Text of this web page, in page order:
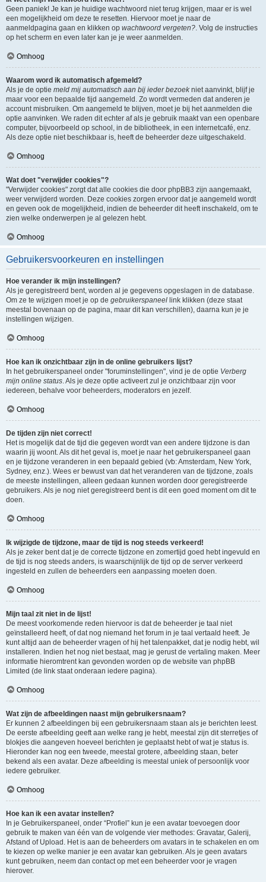
Geen paniek! Je kan je huidige wachtwoord niet terug krijgen, maar er is wel
een mogelijkheid om deze te resetten. Hiervoor moet je naar de
aanmeldpagina gaan en klikken op wachtwoord vergeten?. Volg de instructies
op het scherm en even later kan je je weer aanmelden.
Omhoog
Waarom word ik automatisch afgemeld?
Als je de optie meld mij automatisch aan bij ieder bezoekniet aanvinkt, blijf je
maar voor een bepaalde tijd aangemeld. Zo wordt vermeden dat anderen je
account misbruiken. Om aangemeld te blijven, moet je bij het aanmelden die
optie aanvinken. We raden dit echter af als je gebruik maakt van een openbare
computer, bijvoorbeeld op school, in de bibliotheek, in een internetcafé, enz.
Als deze optie niet beschikbaar is, heeft de beheerder deze uitgeschakeld.
Omhoog
Wat doet "verwijder cookies"?
"Verwijder cookies" zorgt dat alle cookies die door phpBB3 zijn aangemaakt,
weer verwijderd worden. Deze cookies zorgen ervoor dat je aangemeld wordt
en geven ook de mogelijkheid, indien de beheerder dit heeft inschakeld, om te
zien welke onderwerpen je al gelezen hebt.
Omhoog
Gebruikersvoorkeuren en instellingen
Hoe verander ik mijn instellingen?
Als je geregistreerd bent, worden al je gegevens opgeslagen in de database.
Om ze te wijzigen moet je op de gebruikerspaneel link klikken (deze staat
meestal bovenaan op de pagina, maar dit kan verschillen), daarna kun je je
instellingen wijzigen.
Omhoog
Hoe kan ik onzichtbaar zijn in de online gebruikers lijst?
In het gebruikerspaneel onder "foruminstellingen", vind je de optie Verberg
mijn online status. Als je deze optie activeert zul je onzichtbaar zijn voor
iedereen, behalve voor beheerders, moderators en jezelf.
Omhoog
De tijden zijn niet correct!
Het is mogelijk dat de tijd die gegeven wordt van een andere tijdzone is dan
waarin jij woont. Als dit het geval is, moet je naar het gebruikerspaneel gaan
en je tijdzone veranderen in een bepaald gebied (vb: Amsterdam, New York,
Sydney, enz.). Wees er bewust van dat het veranderen van de tijdzone, zoals
de meeste instellingen, alleen gedaan kunnen worden door geregistreerde
gebruikers. Als je nog niet geregistreerd bent is dit een goed moment om dit te
doen.
Omhoog
Ik wijzigde de tijdzone, maar de tijd is nog steeds verkeerd!
Als je zeker bent dat je de correcte tijdzone en zomertijd goed hebt ingevuld en
de tijd is nog steeds anders, is waarschijnlijk de tijd op de server verkeerd
ingesteld en zullen de beheerders een aanpassing moeten doen.
Omhoog
Mijn taal zit niet in de lijst!
De meest voorkomende reden hiervoor is dat de beheerder je taal niet
geïnstalleerd heeft, of dat nog niemand het forum in je taal vertaald heeft. Je
kunt altijd aan de beheerder vragen of hij het talenpakket, dat je nodig hebt, wil
installeren. Indien het nog niet bestaat, mag je gerust de vertaling maken. Meer
informatie hieromtrent kan gevonden worden op de website van phpBB
Limited (de link staat onderaan iedere pagina).
Omhoog
Wat zijn de afbeeldingen naast mijn gebruikersnaam?
Er kunnen 2 afbeeldingen bij een gebruikersnaam staan als je berichten leest.
De eerste afbeelding geeft aan welke rang je hebt, meestal zijn dit sterretjes of
blokjes die aangeven hoeveel berichten je geplaatst hebt of wat je status is.
Hieronder kan nog een tweede, meestal grotere, afbeelding staan, beter
bekend als een avatar. Deze afbeelding is meestal uniek of persoonlijk voor
iedere gebruiker.
Omhoog
Hoe kan ik een avatar instellen?
In je Gebruikerspaneel, onder “Profiel” kun je een avatar toevoegen door
gebruik te maken van één van de volgende vier methodes: Gravatar, Galerij,
Afstand of Upload. Het is aan de beheerders om avatars in te schakelen en om
te kiezen op welke manier je een avatar kan gebruiken. Als je geen avatars
kunt gebruiken, neem dan contact op met een beheerder voor je vragen
hierover.